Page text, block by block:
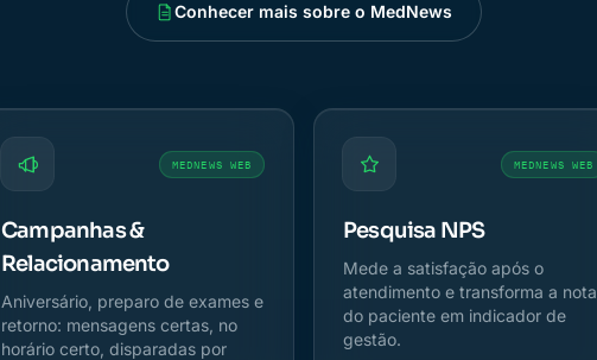
Conhecer mais sobre o MedNews
MEDNEWS WEB
Campanhas &
Relacionamento
Aniversário, preparo de exames e
retorno: mensagens certas, no
horário certo, disparadas por
MEDNEWS WEB
Pesquisa NPS
Mede a satisfação após o
atendimento e transforma a nota
do paciente em indicador de
gestão.